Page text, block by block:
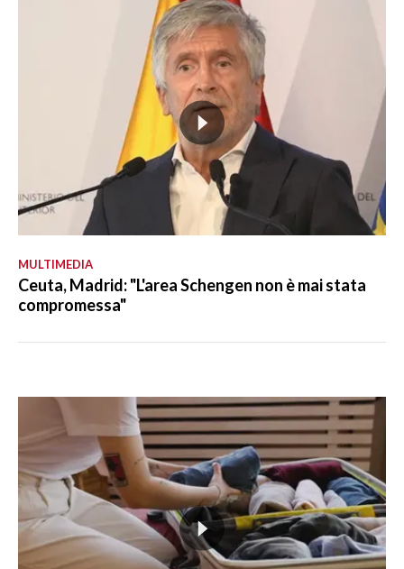
MULTIMEDIA
Ceuta, Madrid: "L'area Schengen non è mai stata
compromessa"